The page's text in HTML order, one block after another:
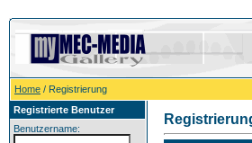
Home / Registrierung
Registrierte Benutzer
Benutzername: